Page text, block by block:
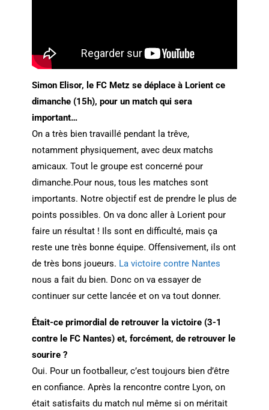
Simon Elisor, le FC Metz se déplace à Lorient ce
dimanche (15h), pour un match qui sera
important…
On a très bien travaillé pendant la trêve,
notamment physiquement, avec deux matchs
amicaux. Tout le groupe est concerné pour
dimanche.Pour nous, tous les matches sont
importants. Notre objectif est de prendre le plus de
points possibles. On va donc aller à Lorient pour
faire un résultat ! Ils sont en difficulté, mais ça
reste une très bonne équipe. Offensivement, ils ont
de très bons joueurs. La victoire contre Nantes
nous a fait du bien. Donc on va essayer de
continuer sur cette lancée et on va tout donner.
Était-ce primordial de retrouver la victoire (3-1
contre le FC Nantes) et, forcément, de retrouver le
sourire ?
Oui. Pour un footballeur, c’est toujours bien d’être
en confiance. Après la rencontre contre Lyon, on
était satisfaits du match nul même si on méritait